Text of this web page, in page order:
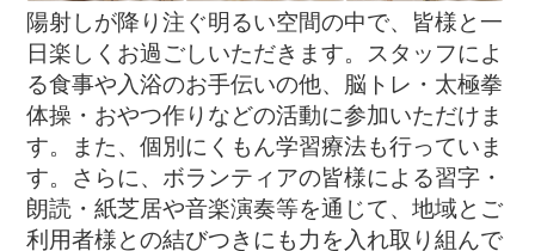
陽射しが降り注ぐ明るい空間の中で、皆様と一
日楽しくお過ごしいただきます。スタッフによ
る食事や入浴のお手伝いの他、脳トレ・太極拳
体操・おやつ作りなどの活動に参加いただけま
す。また、個別にくもん学習療法も行っていま
す。さらに、ボランティアの皆様による習字・
朗読・紙芝居や音楽演奏等を通じて、地域とご
利用者様との結びつきにも力を入れ取り組んで